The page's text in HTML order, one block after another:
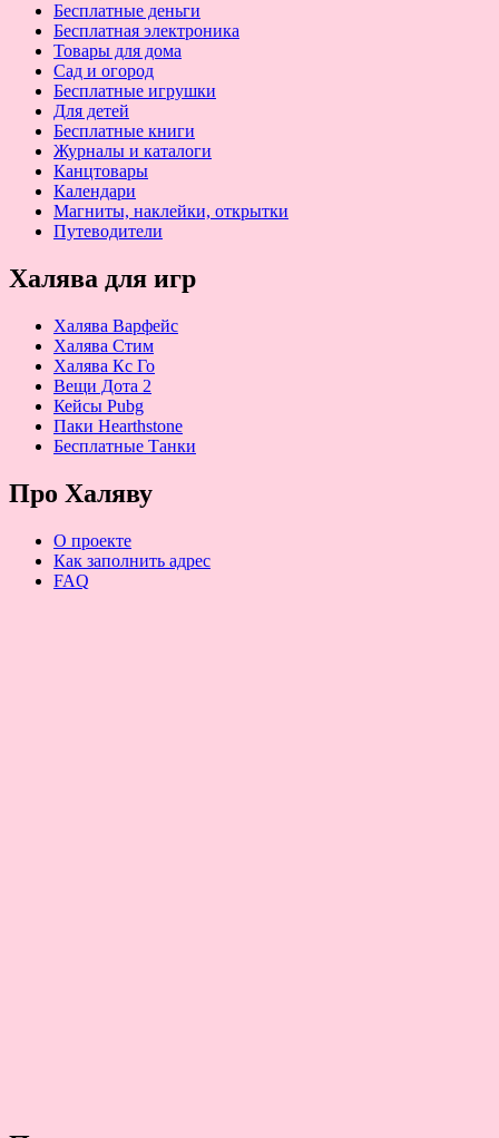
Бесплатные деньги
Бесплатная электроника
Товары для дома
Сад и огород
Бесплатные игрушки
Для детей
Бесплатные книги
Журналы и каталоги
Канцтовары
Календари
Магниты, наклейки, открытки
Путеводители
Халява для игр
Халява Варфейс
Халява Стим
Халява Кс Го
Вещи Дота 2
Кейсы Pubg
Паки Hearthstone
Бесплатные Танки
Про Халяву
О проекте
Как заполнить адрес
FAQ